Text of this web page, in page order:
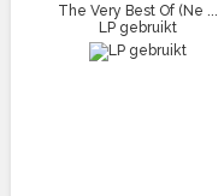
The Very Best Of (Ne ...
LP gebruikt